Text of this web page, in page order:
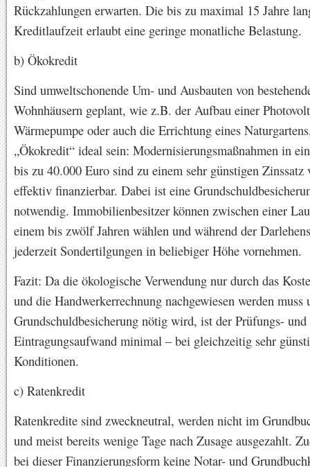
Rückzahlungen erwarten. Die bis zu maximal 15 Jahre
Kreditlaufzeit erlaubt eine geringe monatliche Belastung.
b) Ökokredit
Sind umweltschonende Um- und Ausbauten von
Wohnhäusern geplant, wie z.B. der Aufbau einer
Wärmepumpe oder auch die Errichtung eines
„Ökokredit“ ideal sein: Modernisierungsmaßnahmen in
bis zu 40.000 Euro sind zu einem sehr günstigen Zinssatz
effektiv finanzierbar. Dabei ist eine
notwendig. Immobilienbesitzer können zwischen einer
einem bis zwölf Jahren wählen und während der
jederzeit Sondertilgungen in beliebiger Höhe vornehmen.
Fazit: Da die ökologische Verwendung nur durch das
und die Handwerkerrechnung nachgewiesen werden muss
Grundschuldbesicherung nötig wird, ist der Prüfungs- und
Eintragungsaufwand minimal – bei gleichzeitig sehr
Konditionen.
c) Ratenkredit
Ratenkredite sind zweckneutral, werden nicht im
und meist bereits wenige Tage nach Zusage ausgezahlt.
bei dieser Finanzierungsform keine Notar- und